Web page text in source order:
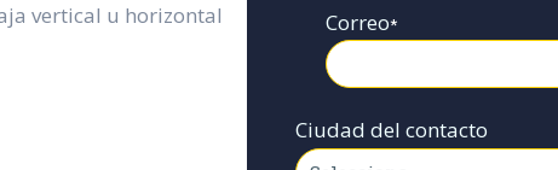
vertical u horizontal
Correo*
Ciudad del contacto